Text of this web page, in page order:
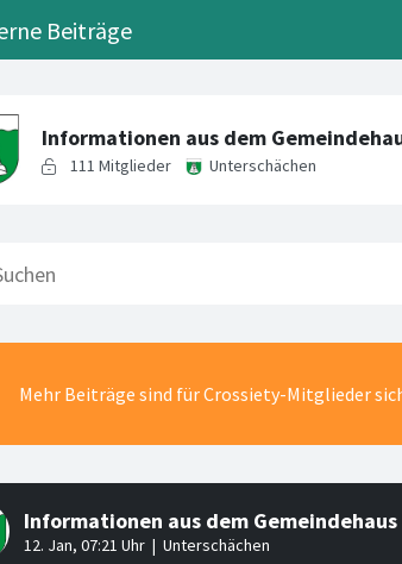
Beiträge
Mehr Beiträge sind für Crossiety-Mitglieder